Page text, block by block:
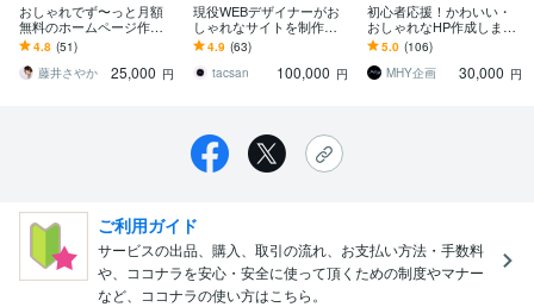
おしゃれでず〜っと月額
無料のホームページ作り
ます 作成料のみ！月額無
料で素敵なサイトを作り
たい方！更新簡単！
4.8 (51)
藤井さやか
25,000 円
現役WEBデザイナーがお
しゃれなサイトを制作し
ます 【おしゃれなデザイ
ン】更新簡単！スマホ対
応もバッチリです！
4.9 (63)
tacsan
100,000 円
初心者応援！かわいい・
おしゃれなHP作成します
Wixにてかわいい、おしゃ
れなホームページ作成し
ます
5.0 (106)
MHY企画
30,000 円
ご利用ガイド
サービスの出品、購入、取引の流れ、お支払い方法・手数料
や、ココナラを安心・安全に使って頂くための制度やマナー
など、ココナラの使い方はこちら。